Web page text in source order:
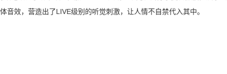
效，营造出了LIVE级别的听觉刺激，让人情不自禁代入其中。